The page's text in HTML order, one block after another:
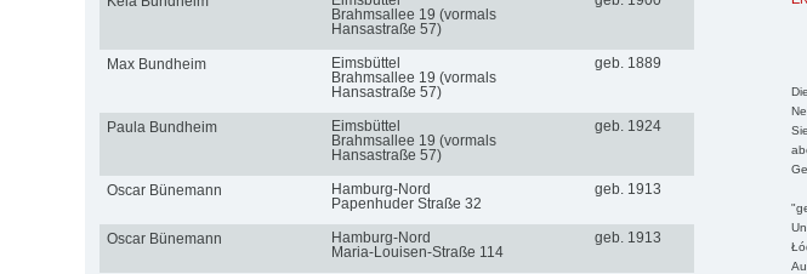
Brahmsallee 19 (vormals
Hansastraße 57)
Max Bundheim
Eimsbüttel
Brahmsallee 19 (vormals
Hansastraße 57)
geb. 1889
Paula Bundheim
Eimsbüttel
Brahmsallee 19 (vormals
Hansastraße 57)
geb. 1924
Oscar Bünemann
Hamburg-Nord
Papenhuder Straße 32
geb. 1913
Oscar Bünemann
Hamburg-Nord
Maria-Louisen-Straße 114
geb. 1913